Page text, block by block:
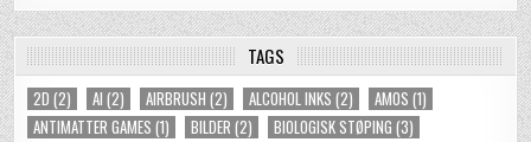
TAGS
2D (2) AI (2) AIRBRUSH (2) ALCOHOL INKS (2) AMOS (1)
ANTIMATTER GAMES (1) BILDER (2) BIOLOGISK STØPING (3)